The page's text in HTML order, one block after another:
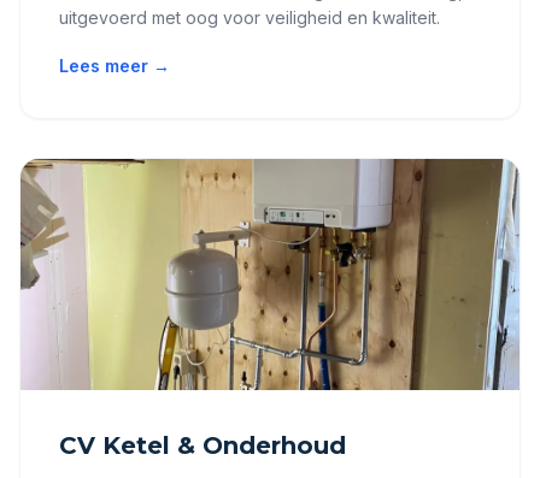
uitgevoerd met oog voor veiligheid en kwaliteit.
Lees meer →
CV Ketel & Onderhoud